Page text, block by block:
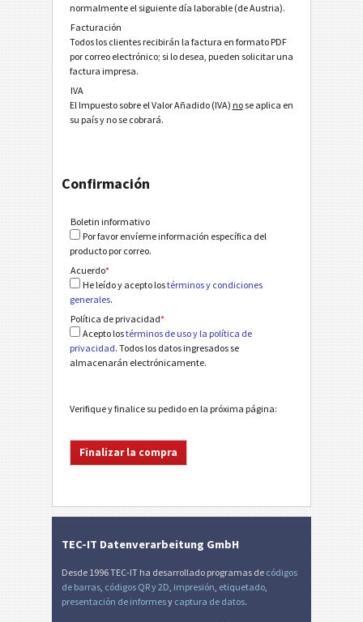
normalmente el siguiente día laborable (de Austria).
Facturación
Todos los clientes recibirán la factura en formato PDF
por correo electrónico; si lo desea, pueden solicitar una
factura impresa.
IVA
El Impuesto sobre el Valor Añadido (IVA) nose aplica en
su país y no se cobrará.
Confirmación
Boletin informativo
Por favor envíeme información específica del
producto por correo.
Acuerdo*
He leído y acepto lostérminos y condiciones
generales.
Política de privacidad*
Acepto lostérminos de uso y la política de
privacidad. Todos los datos ingresados se
almacenarán electrónicamente.
Verifique y finalice su pedido en la próxima página:
TEC-IT Datenverarbeitung GmbH
Desde 1996 TEC-IT ha desarrollado programas de códigos
de barras, códigos QR y 2D, impresión, etiquetado,
presentación de informesy captura de datos.